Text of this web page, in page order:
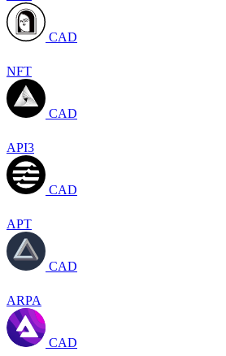
CAD
NFT
CAD
API3
CAD
APT
CAD
ARPA
CAD